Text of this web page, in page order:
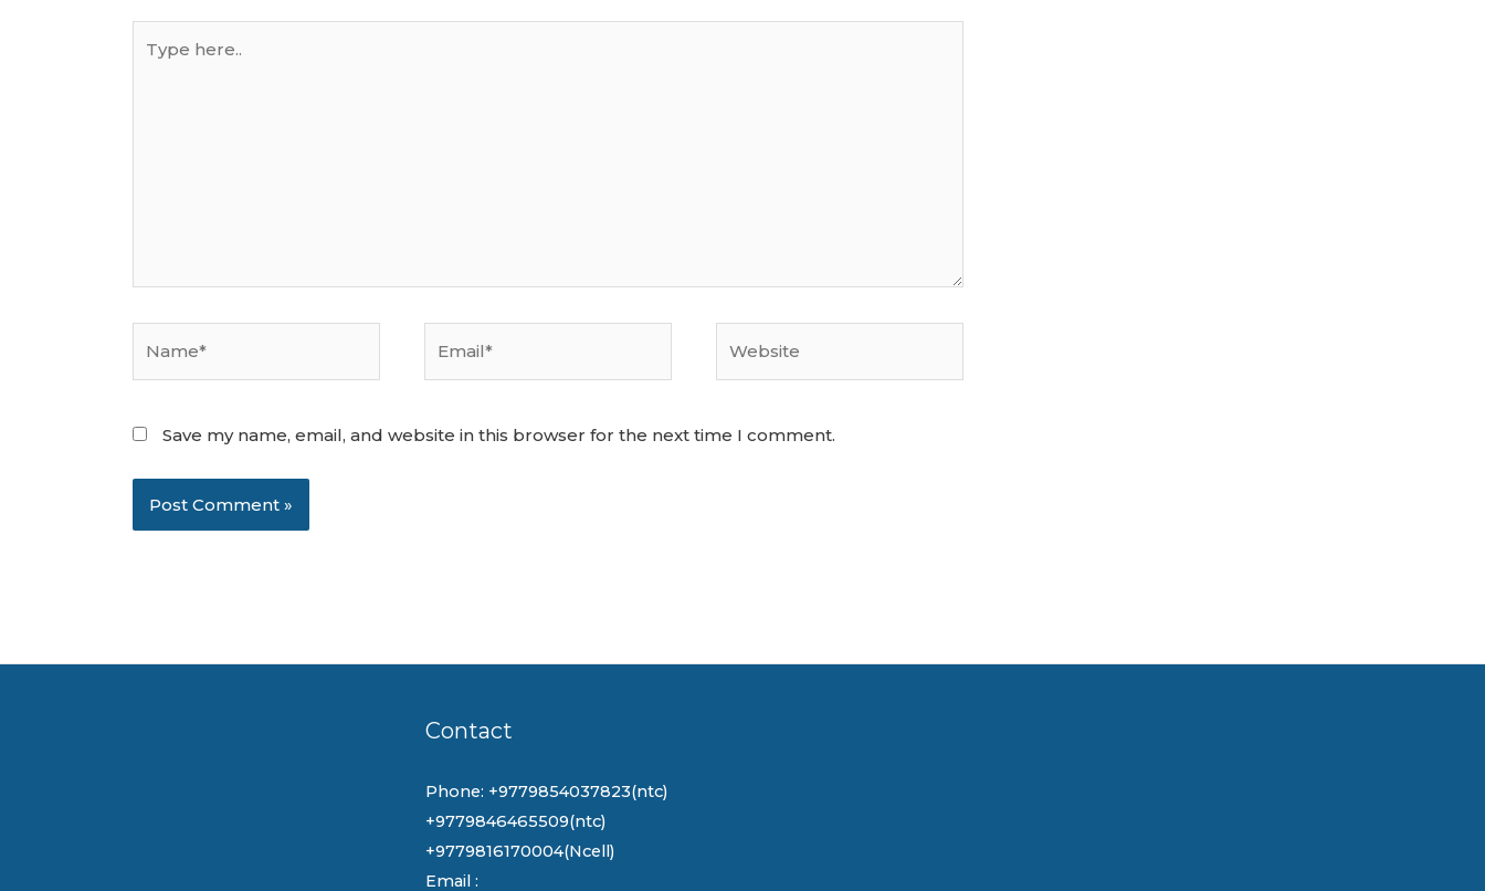
here..
Save my name, email, and website in this browser for the next time I comment.
Contact
Phone: +9779854037823(ntc)
+9779846465509(ntc)
+9779816170004(Ncell)
Email :